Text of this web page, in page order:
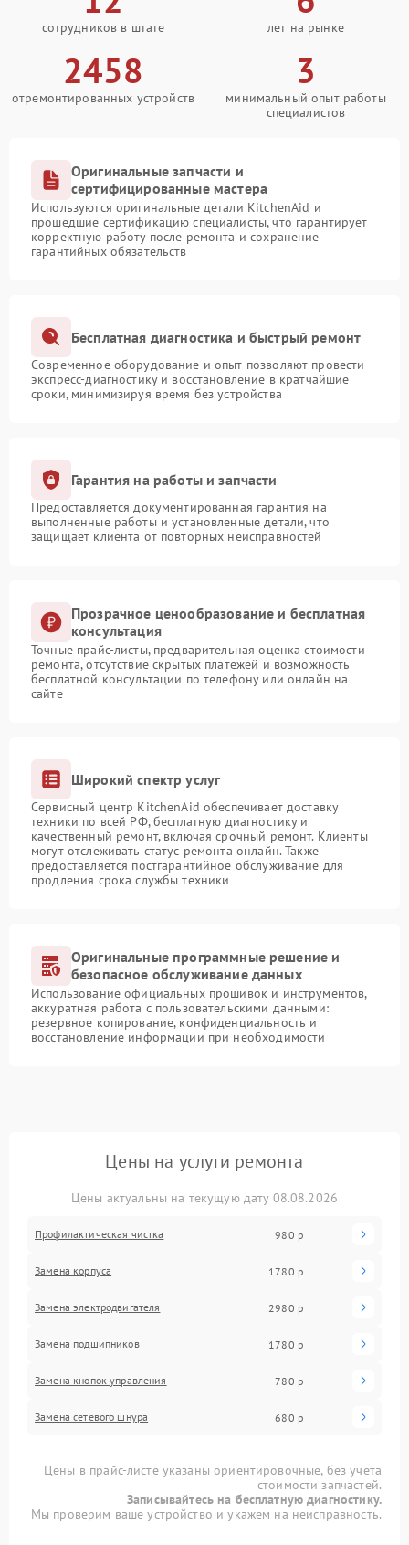
сотрудников в штате лет на рынке
2458
отремонтированных устройств
3
минимальный опыт работы
специалистов
Оригинальные запчасти и
сертифицированные мастера
Используются оригинальные детали KitchenAid и
прошедшие сертификацию специалисты, что гарантирует
корректную работу после ремонта и сохранение
гарантийных обязательств
Бесплатная диагностика и быстрый ремонт
Современное оборудование и опыт позволяют провести
экспресс-диагностику и восстановление в кратчайшие
сроки, минимизируя время без устройства
Гарантия на работы и запчасти
Предоставляется документированная гарантия на
выполненные работы и установленные детали, что
защищает клиента от повторных неисправностей
Прозрачное ценообразование и бесплатная
консультация
Точные прайс-листы, предварительная оценка стоимости
ремонта, отсутствие скрытых платежей и возможность
бесплатной консультации по телефону или онлайн на
сайте
Широкий спектр услуг
Сервисный центр KitchenAid обеспечивает доставку
техники по всей РФ, бесплатную диагностику и
качественный ремонт, включая срочный ремонт. Клиенты
могут отслеживать статус ремонта онлайн. Также
предоставляется постгарантийное обслуживание для
продления срока службы техники
Оригинальные программные решение и
безопасное обслуживание данных
Использование официальных прошивок и инструментов,
аккуратная работа с пользовательскими данными:
резервное копирование, конфиденциальность и
восстановление информации при необходимости
Цены на услуги ремонта
Цены актуальны на текущую дату 08.08.2026
Профилактическая чистка 980 р
Замена корпуса 1780 р
Замена электродвигателя 2980 р
Замена подшипников 1780 р
Замена кнопок управления 780 р
Замена сетевого шнура 680 р
Цены в прайс-листе указаны ориентировочные, без учета
стоимости запчастей.
Записывайтесь на бесплатную диагностику.
Мы проверим ваше устройство и укажем на неисправность.